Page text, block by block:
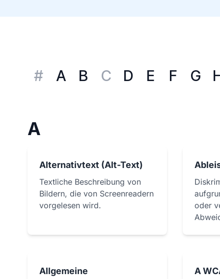
# A B C D E F G
A
Alternativtext (Alt-Text)
Textliche Beschreibung von
Bildern, die von Screenreadern
vorgelesen wird.
oder
Allgemeine
A